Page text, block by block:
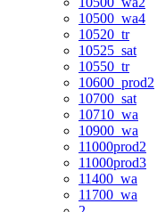
10500_wa4
10520_tr
10525_sat
10550_tr
10600_prod2
10700_sat
10710_wa
10900_wa
11000prod2
11000prod3
11400_wa
11700_wa